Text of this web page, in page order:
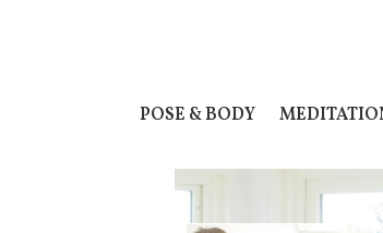
POSE & BODY